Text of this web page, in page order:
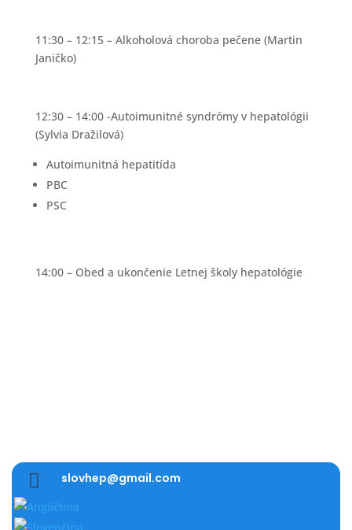
11:30 – 12:15 – Alkoholová choroba pečene (Martin
Janičko)
12:30 – 14:00 -Autoimunitné syndrómy v hepatológii
(Sylvia Dražilová)
Autoimunitná hepatitída
PBC
PSC
14:00 – Obed a ukončenie Letnej školy hepatológie
 slovhep@gmail.com